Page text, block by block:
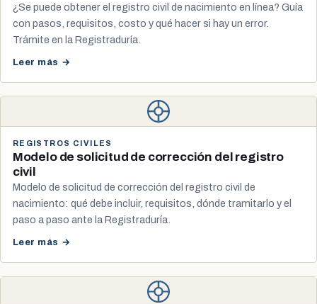
¿Se puede obtener el registro civil de nacimiento en línea? Guía
con pasos, requisitos, costo y qué hacer si hay un error.
Trámite en la Registraduría.
Leer más →
REGISTROS CIVILES
Modelo de solicitud de corrección del registro
civil
Modelo de solicitud de corrección del registro civil de
nacimiento: qué debe incluir, requisitos, dónde tramitarlo y el
paso a paso ante la Registraduría.
Leer más →